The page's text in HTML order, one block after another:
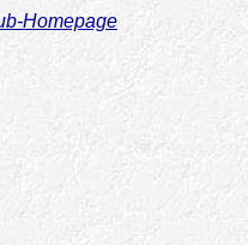
Homepage